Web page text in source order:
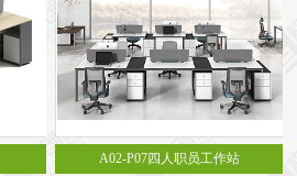
A02-P07四人职员工作站